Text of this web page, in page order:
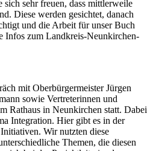
sich sehr freuen, dass mittlerweile
Diese werden gesichtet, danach
und die Arbeit für unser Buch
Infos zum Landkreis-Neunkirchen-
mit Oberbürgermeister Jürgen
sowie Vertreterinnen und
Rathaus in Neunkirchen statt. Dabei
Integration. Hier gibt es in der
Wir nutzten diese
Themen, die diesen